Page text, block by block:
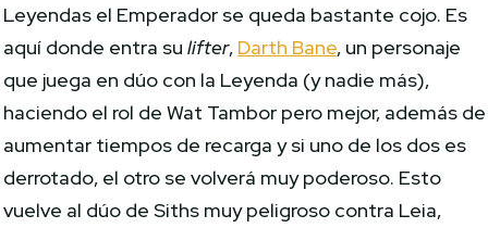
Leyendas el Emperador se queda bastante cojo. Es
aquí donde entra sulifter, Darth Bane, un personaje
que juega en dúo con la Leyenda (y nadie más),
haciendo el rol de Wat Tambor pero mejor, además de
aumentar tiempos de recarga y si uno de los dos es
derrotado, el otro se volverá muy poderoso. Esto
vuelve al dúo de Siths muy peligroso contra Leia,